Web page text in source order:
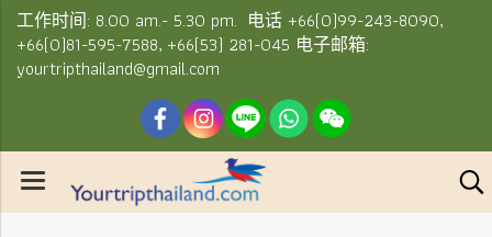
工作时间: 8.00 am.- 5.30 pm. 电话 +66(0)99-243-8090,
+66(0)81-595-7588, +66(53) 281-045 电子邮箱:
yourtripthailand@gmail.com